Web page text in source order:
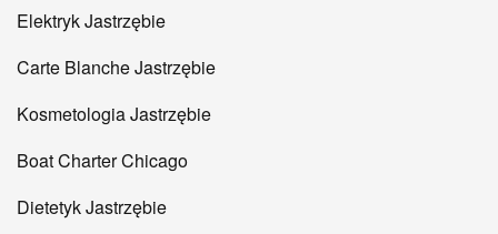
Elektryk Jastrzębie
Carte Blanche Jastrzębie
Kosmetologia Jastrzębie
Boat Charter Chicago
Dietetyk Jastrzębie